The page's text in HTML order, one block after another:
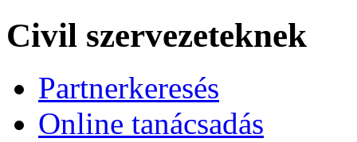
Civil szervezeteknek
Partnerkeresés
Online tanácsadás